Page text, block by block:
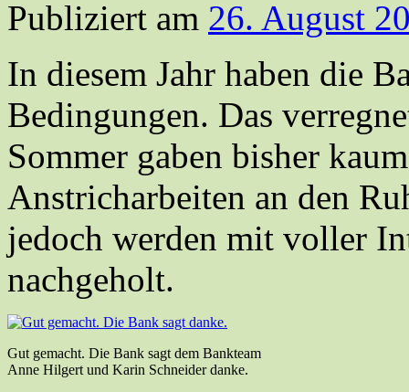
Publiziert am 26. August
In diesem Jahr haben die
Bedingungen. Das
Sommer gaben bisher
Anstricharbeiten an den
jedoch werden mit voller
nachgeholt.
Gut gemacht. Die Bank sagt dem Bankteam
Anne Hilgert und Karin Schneider danke.